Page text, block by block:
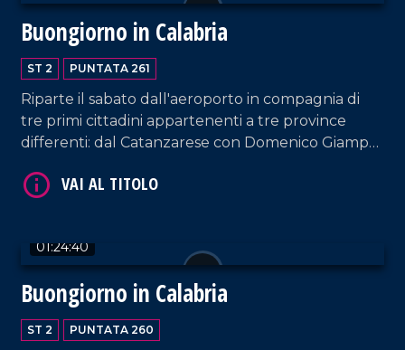
Buongiorno in Calabria
ST 2 PUNTATA 261
Riparte il sabato dall'aeroporto in compagnia di
tre primi cittadini appartenenti a tre province
differenti: dal Catanzarese con Domenico Giampà
Condello (sindaco di San Nicola Da Crissa, nel
a cura di Adelia Iacino e Ugo Floro.
01:24:40
Buongiorno in Calabria
ST 2 PUNTATA 260
VAI AL TITOLO